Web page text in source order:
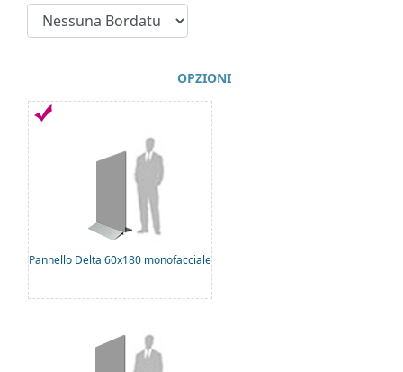
OPZIONI
Pannello Delta 60x180 monofacciale